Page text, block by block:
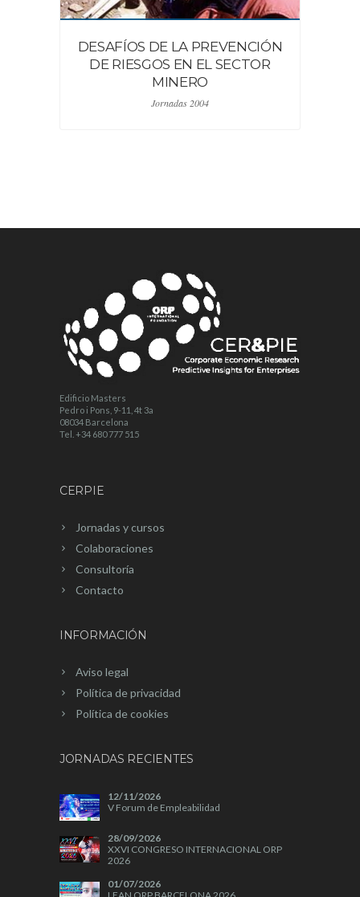
DESAFÍOS DE LA PREVENCIÓN
DE RIESGOS EN EL SECTOR
MINERO
Jornadas 2004
Edificio Masters
Pedro i Pons, 9-11, 4t 3a
08034 Barcelona
Tel. +34 680 777 515
CERPIE
Jornadas y cursos
Colaboraciones
Consultoría
Contacto
INFORMACIÓN
Aviso legal
Política de privacidad
Política de cookies
JORNADAS RECIENTES
12/11/2026
V Forum de Empleabilidad
28/09/2026
XXVI CONGRESO INTERNACIONAL ORP
2026
01/07/2026